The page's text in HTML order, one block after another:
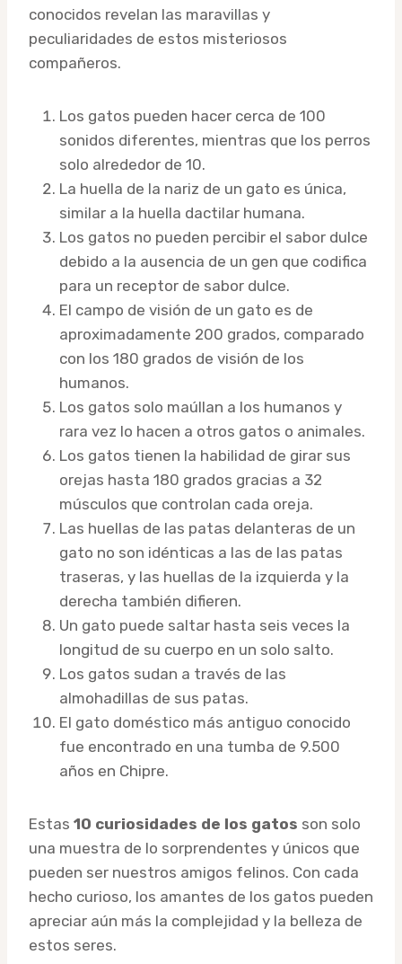
conocidos revelan las maravillas y
peculiaridades de estos misteriosos
compañeros.
Los gatos pueden hacer cerca de 100
sonidos diferentes, mientras que los perros
solo alrededor de 10.
La huella de la nariz de un gato es única,
similar a la huella dactilar humana.
Los gatos no pueden percibir el sabor dulce
debido a la ausencia de un gen que codifica
para un receptor de sabor dulce.
El campo de visión de un gato es de
aproximadamente 200 grados, comparado
con los 180 grados de visión de los
humanos.
Los gatos solo maúllan a los humanos y
rara vez lo hacen a otros gatos o animales.
Los gatos tienen la habilidad de girar sus
orejas hasta 180 grados gracias a 32
músculos que controlan cada oreja.
Las huellas de las patas delanteras de un
gato no son idénticas a las de las patas
traseras, y las huellas de la izquierda y la
derecha también difieren.
Un gato puede saltar hasta seis veces la
longitud de su cuerpo en un solo salto.
Los gatos sudan a través de las
almohadillas de sus patas.
El gato doméstico más antiguo conocido
fue encontrado en una tumba de 9.500
años en Chipre.
Estas 10 curiosidades de los gatos son solo
una muestra de lo sorprendentes y únicos que
pueden ser nuestros amigos felinos. Con cada
hecho curioso, los amantes de los gatos pueden
apreciar aún más la complejidad y la belleza de
estos seres.